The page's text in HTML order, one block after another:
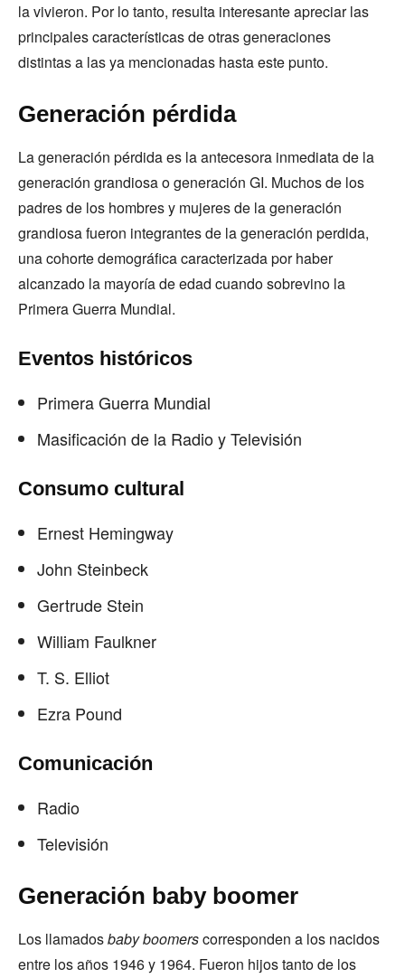
la vivieron. Por lo tanto, resulta interesante apreciar las
principales características de otras generaciones
distintas a las ya mencionadas hasta este punto.
Generación pérdida
La generación pérdida es la antecesora inmediata de la
generación grandiosa o generación GI. Muchos de los
padres de los hombres y mujeres de la generación
grandiosa fueron integrantes de la generación perdida,
una cohorte demográfica caracterizada por haber
alcanzado la mayoría de edad cuando sobrevino la
Primera Guerra Mundial.
Eventos históricos
Primera Guerra Mundial
Masificación de la Radio y Televisión
Consumo cultural
Ernest Hemingway
John Steinbeck
Gertrude Stein
William Faulkner
T. S. Elliot
Ezra Pound
Comunicación
Radio
Televisión
Generación baby boomer
Los llamadosbaby boomerscorresponden a los nacidos
entre los años 1946 y 1964. Fueron hijos tanto de los